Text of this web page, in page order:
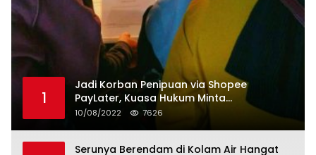
1
Jadi Korban Penipuan via Shopee
PayLater, Kuasa Hukum Minta
Penangguhan Tagihan dan Hapus Bunga
10/08/2022 7626
Serunya Berendam di Kolam Air Hangat